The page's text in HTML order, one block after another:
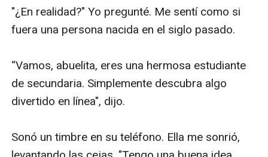
"¿En realidad?" Yo pregunté. Me sentí como si
fuera una persona nacida en el siglo pasado.
“Vamos, abuelita, eres una hermosa estudiante
de secundaria. Simplemente descubra algo
divertido en línea", dijo.
Sonó un timbre en su teléfono. Ella me sonrió,